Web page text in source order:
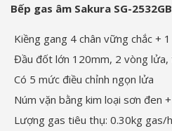
Bếp gas âm Sakura SG-2532GB
Kiềng gang 4 chân vững chắc +
Đầu đốt lớn 120mm, 2 vòng lửa,
Có 5 mức điều chỉnh ngọn lửa
Núm vặn bằng kim loại sơn đen
Lượng gas tiêu thụ: 0.30kg gas/